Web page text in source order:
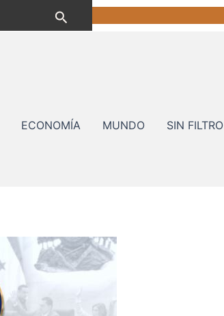
Buscar
ECONOMÍA MUNDO SIN FILTRO